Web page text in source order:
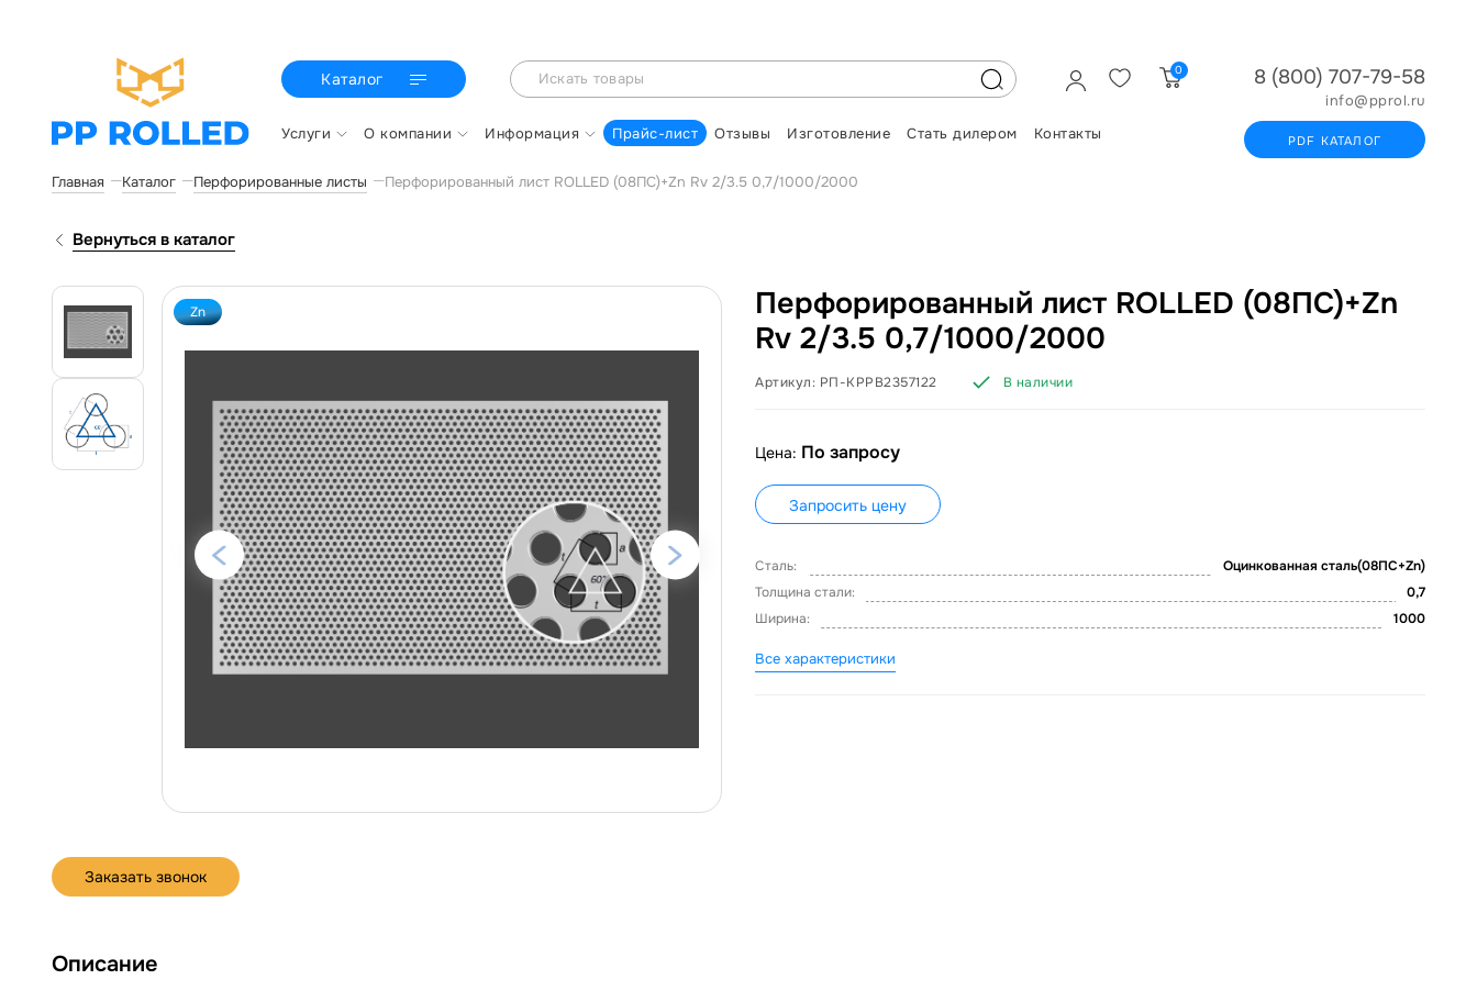
Каталог 0
Услуги О компании Информация Прайс-лист Отзывы Изготовление Стать дилером Контакты
8 (800) 707-79-58
info@pprol.ru
PDF КАТАЛОГ
Главная Каталог Перфорированные листы Перфорированный лист ROLLED (08ПС)+Zn Rv 2/3.5 0,7/1000/2000
Вернуться в каталог
Zn
Заказать звонок
Перфорированный лист ROLLED (08ПС)+Zn
Rv 2/3.5 0,7/1000/2000
Артикул: РП-КРРВ2357122 В наличии
Цена: По запросу
Запросить цену
Сталь:
Оцинкованная сталь(08ПС+Zn)
Толщина стали:
0,7
Ширина:
1000
Все характеристики
Описание